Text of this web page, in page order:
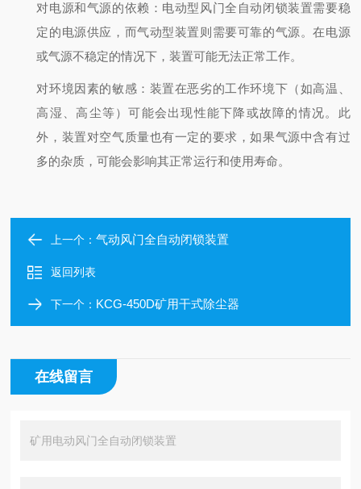
对电源和气源的依赖：电动型风门全自动闭锁装置需要稳
定的电源供应，而气动型装置则需要可靠的气源。在电源
或气源不稳定的情况下，装置可能无法正常工作。
对环境因素的敏感：装置在恶劣的工作环境下（如高温、
高湿、高尘等）可能会出现性能下降或故障的情况。此
外，装置对空气质量也有一定的要求，如果气源中含有过
多的杂质，可能会影响其正常运行和使用寿命。
上一个：气动风门全自动闭锁装置
返回列表
下一个： KCG-450D矿用干式除尘器
在线留言